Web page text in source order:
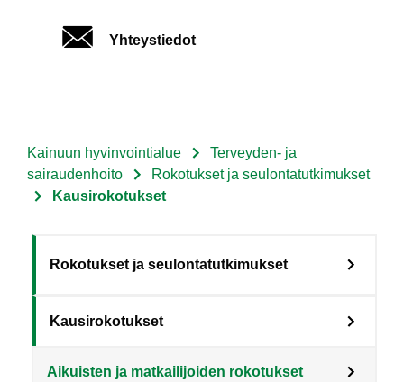
Yhteystiedot
Murupolku
Kainuun hyvinvointialue
Terveyden- ja
sairaudenhoito
Rokotukset ja seulontatutkimukset
Kausirokotukset
Sote
Menu
Asiakkaille
level
Rokotukset ja seulontatutkimukset
Kausirokotukset
Aikuisten ja matkailijoiden rokotukset